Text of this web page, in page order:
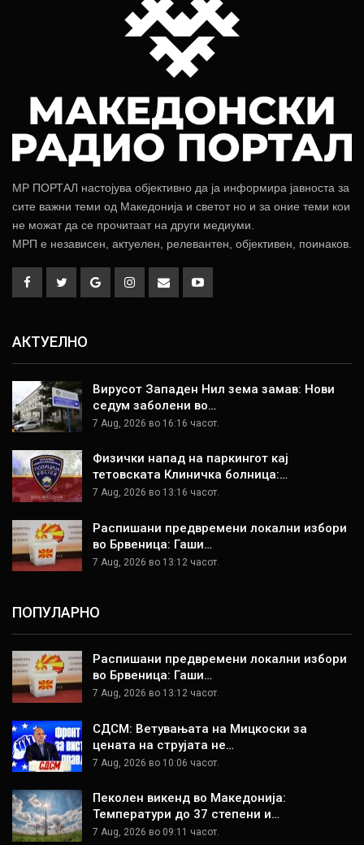
МР ПОРТАЛ настојува објективно да ја информира јавноста за
сите важни теми од Македонија и светот но и за оние теми кои
не можат да се прочитаат на други медиуми.
МРП е независен, актуелен, релевантен, објективен, поинаков.
АКТУЕЛНО
Вирусот Западен Нил зема замав: Нови
седум заболени во…
7 Aug, 2026 во 16:16 часот.
Физички напад на паркингот кај
тетовската Клиничка болница:…
7 Aug, 2026 во 13:16 часот.
Распишани предвремени локални избори
во Брвеница: Гаши…
7 Aug, 2026 во 13:12 часот.
ПОПУЛАРНО
Распишани предвремени локални избори
во Брвеница: Гаши…
7 Aug, 2026 во 13:12 часот.
СДСМ: Ветувањата на Мицкоски за
цената на струјата не…
7 Aug, 2026 во 10:06 часот.
Пеколен викенд во Македонија:
Температури до 37 степени и…
7 Aug, 2026 во 09:11 часот.